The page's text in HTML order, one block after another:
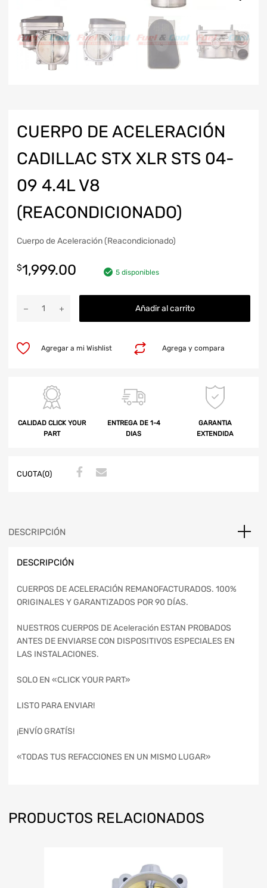
CUERPO DE ACELERACIÓN
CADILLAC STX XLR STS 04-
09 4.4L V8
(REACONDICIONADO)
Cuerpo de Aceleración (Reacondicionado)
$1,999.00 5 disponibles
Añadir al carrito
Agrega y compara
Agregar a mi Wishlist
CALIDAD CLICK YOUR
PART
ENTREGA DE 1-4
DIAS
GARANTIA
EXTENDIDA
CUOTA(0)
DESCRIPCIÓN
DESCRIPCIÓN
CUERPOS DE ACELERACIÓN REMANOFACTURADOS. 100%
ORIGINALES Y GARANTIZADOS POR 90 DÍAS.
NUESTROS CUERPOS DE Aceleración ESTAN PROBADOS
ANTES DE ENVIARSE CON DISPOSITIVOS ESPECIALES EN
LAS INSTALACIONES.
SOLO EN «CLICK YOUR PART»
LISTO PARA ENVIAR!
¡ENVÍO GRATÍS!
«TODAS TUS REFACCIONES EN UN MISMO LUGAR»
PRODUCTOS RELACIONADOS